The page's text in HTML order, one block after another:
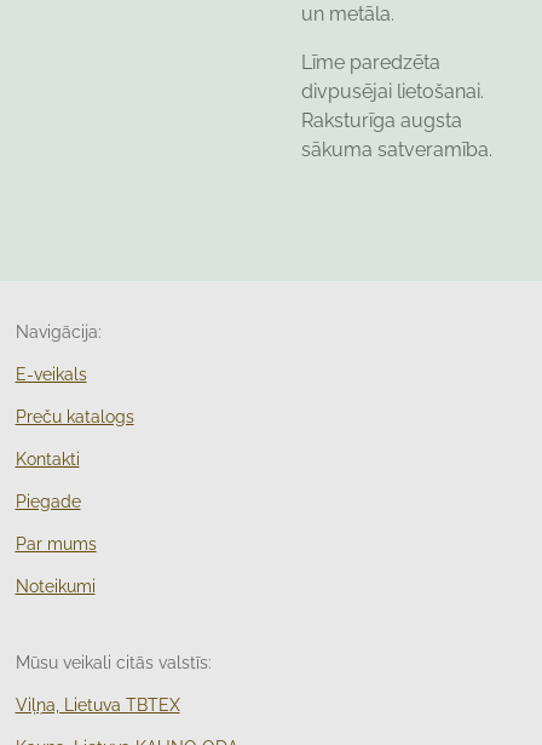
un metāla.
Līme paredzēta
divpusējai lietošanai.
Raksturīga augsta
sākuma satveramība.
Navigācija:
E-veikals
Preču katalogs
Kontakti
Piegade
Par mums
Noteikumi
Mūsu veikali citās valstīs:
Viļņa, Lietuva TBTEX